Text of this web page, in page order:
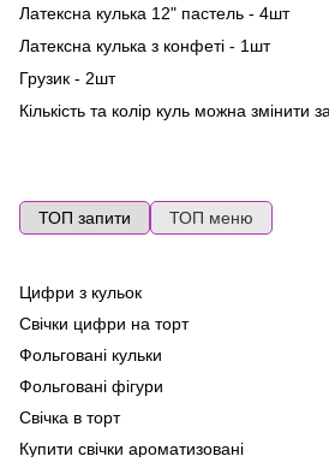
Латексна кулька 12" пастель - 4шт
Латексна кулька з конфеті - 1шт
Грузик - 2шт
Кількість та колір куль можна
ТОП запити ТОП меню
Цифри з кульок
Свічки цифри на торт
Фольговані кульки
Фольговані фігури
Свічка в торт
Купити свічки ароматизовані